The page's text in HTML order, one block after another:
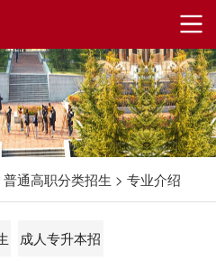
普通高职分类招生 > 专业介绍
成人专升本招